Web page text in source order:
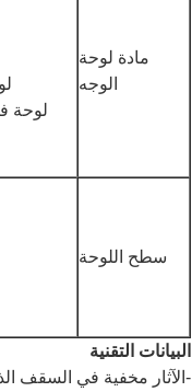
مادة لوحة
الوجه
لوحة
سطح اللوحة
البيانات التقنية
-الآثار مخفية في السقف